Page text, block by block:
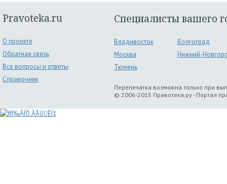
Pravoteka.ru
О проекте
Обратная связь
Все вопросы и ответы
Справочник
Специалисты вашего
Владивосток
Волгоград
Москва
Нижний-
Тюмень
Перепечатка возможна только при
© 2006-2015 Правотека.ру - Портал